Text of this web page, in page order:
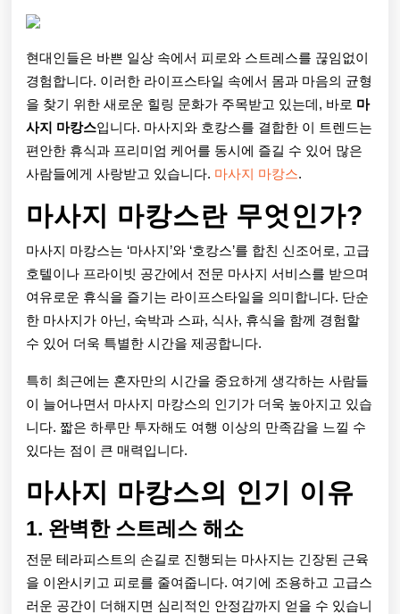
스,
완
벽
한
힐
링
을
위
한
별
한
택
현대인들은 바쁜 일상 속에서 피로와 스트레스를 끊임없이
경험합니다. 이러한 라이프스타일 속에서 몸과 마음의 균형
을 찾기 위한 새로운 힐링 문화가 주목받고 있는데, 바로 마
사지 마캉스입니다. 마사지와 호캉스를 결합한 이 트렌드는
편안한 휴식과 프리미엄 케어를 동시에 즐길 수 있어 많은
사람들에게 사랑받고 있습니다. 마사지 마캉스.
마사지 마캉스란 무엇인가?
마사지 마캉스는 ‘마사지’와 ‘호캉스’를 합친 신조어로, 고급
호텔이나 프라이빗 공간에서 전문 마사지 서비스를 받으며
여유로운 휴식을 즐기는 라이프스타일을 의미합니다. 단순
한 마사지가 아닌, 숙박과 스파, 식사, 휴식을 함께 경험할
수 있어 더욱 특별한 시간을 제공합니다.
특히 최근에는 혼자만의 시간을 중요하게 생각하는 사람들
이 늘어나면서 마사지 마캉스의 인기가 더욱 높아지고 있습
니다. 짧은 하루만 투자해도 여행 이상의 만족감을 느낄 수
있다는 점이 큰 매력입니다.
마사지 마캉스의 인기 이유
1. 완벽한 스트레스 해소
전문 테라피스트의 손길로 진행되는 마사지는 긴장된 근육
을 이완시키고 피로를 줄여줍니다. 여기에 조용하고 고급스
러운 공간이 더해지면 심리적인 안정감까지 얻을 수 있습니